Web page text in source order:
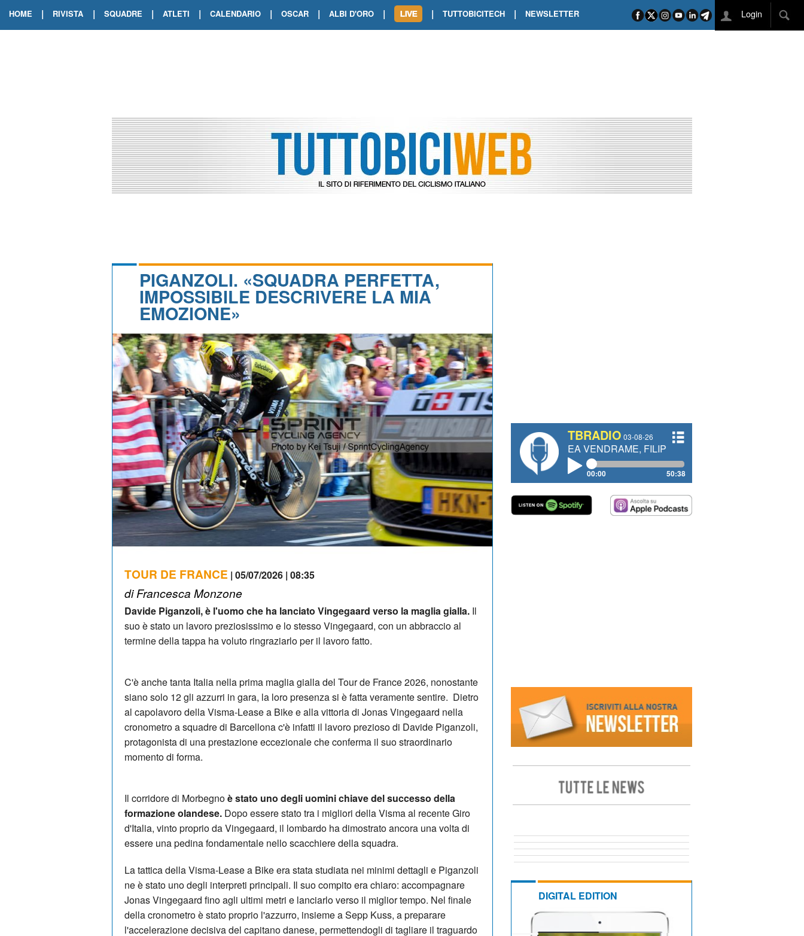
HOME | RIVISTA | SQUADRE | ATLETI | CALENDARIO | OSCAR | ALBI D'ORO |
TOUR DE FRANCE. ORCIERES-MERLETTE INCORONA CARAPAZ
TOUR DE FRANCE. A VOIRON TRIONFO DI PHILIPSEN SU SCHMID E KOOIJ
| TUTTOBICITECH | NEWSLETTER Login
PIGANZOLI. «SQUADRA PERFETTA,
IMPOSSIBILE DESCRIVERE LA MIA
EMOZIONE»
TOUR DE FRANCE | 05/07/2026 | 08:35
di Francesca Monzone
Davide Piganzoli, è l'uomo che ha lanciato Vingegaard verso la maglia gialla. Il
suo è stato un lavoro preziosissimo e lo stesso Vingegaard, con un abbraccio al
termine della tappa ha voluto ringraziarlo per il lavoro fatto.
C'è anche tanta Italia nella prima maglia gialla del Tour de France 2026, nonostante
siano solo 12 gli azzurri in gara, la loro presenza si è fatta veramente sentire. Dietro
al capolavoro della Visma-Lease a Bike e alla vittoria di Jonas Vingegaard nella
cronometro a squadre di Barcellona c'è infatti il lavoro prezioso di Davide Piganzoli,
protagonista di una prestazione eccezionale che conferma il suo straordinario
momento di forma.
Il corridore di Morbegnoè stato uno degli uomini chiave del successo della
formazione olandese. Dopo essere stato tra i migliori della Visma al recente Giro
d'Italia, vinto proprio da Vingegaard, il lombardo ha dimostrato ancora una volta di
essere una pedina fondamentale nello scacchiere della squadra.
La tattica della Visma-Lease a Bike era stata studiata nei minimi dettagli e Piganzoli
ne è stato uno degli interpreti principali. Il suo compito era chiaro: accompagnare
Jonas Vingegaard fino agli ultimi metri e lanciarlo verso il miglior tempo. Nel finale
della cronometro è stato proprio l'azzurro, insieme a Sepp Kuss, a preparare
l'accelerazione decisiva del capitano danese, permettendogli di tagliare il traguardo
TBRADIO 03-08-26
#334 CHARLY WEGELIUS, MAURO GIANETTI, ANDREA VENDRAME, FILIPPO FIORELLI
00:00 50:38
DIGITAL EDITION